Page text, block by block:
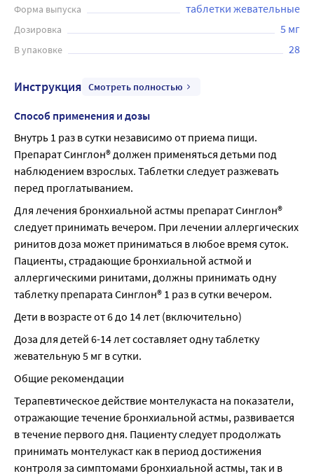
Форма выпуска таблетки жевательные
Дозировка 5 мг
В упаковке 28
Инструкция Смотреть полностью
Способ применения и дозы
Внутрь 1 раз в сутки независимо от приема пищи.
Препарат Синглон® должен применяться детьми под
наблюдением взрослых. Таблетки следует разжевать
перед проглатыванием.
Для лечения бронхиальной астмы препарат Синглон®
следует принимать вечером. При лечении аллергических
ринитов доза может приниматься в любое время суток.
Пациенты, страдающие бронхиальной астмой и
аллергическими ринитами, должны принимать одну
таблетку препарата Синглон® 1 раз в сутки вечером.
Дети в возрасте от 6 до 14 лет (включительно)
Доза для детей 6-14 лет составляет одну таблетку
жевательную 5 мг в сутки.
Общие рекомендации
Терапевтическое действие монтелукаста на показатели,
отражающие течение бронхиальной астмы, развивается
в течение первого дня. Пациенту следует продолжать
принимать монтелукаст как в период достижения
контроля за симптомами бронхиальной астмы, так и в